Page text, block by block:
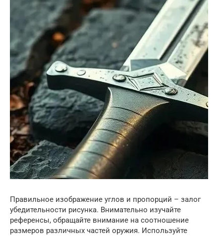
Правильное изображение углов и пропорций – залог
убедительности рисунка. Внимательно изучайте
референсы, обращайте внимание на соотношение
размеров различных частей оружия. Используйте